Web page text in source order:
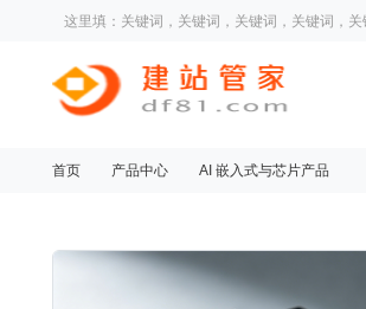
这里填：关键词，关键词，关键词，关键词，关
首页 产品中心 AI 嵌入式与芯片产品